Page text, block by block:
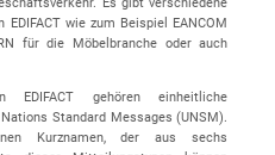
wie zum Beispiel EANCOM
für die Möbelbranche oder auch
EDIFACT gehören einheitliche
Standard Messages (UNSM).
Kurznamen, der aus sechs